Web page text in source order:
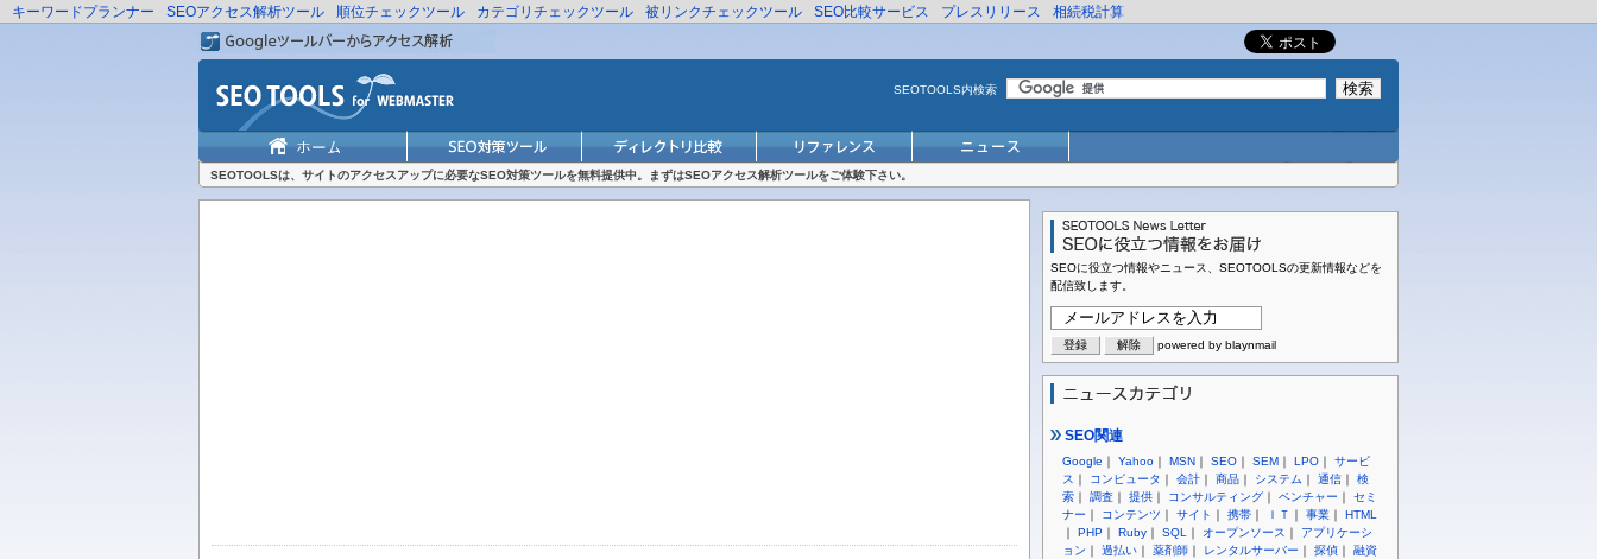
キーワードプランナー SEOアクセス解析ツール 順位チェックツール カテゴリチェックツール 被リンクチェックツール SEO比較サービス プレスリリース 相続税計算
SEOTOOLS内検索
SEOTOOLSは、サイトのアクセスアップに必要なSEO対策ツールを無料提供中。まずはSEOアクセス解析ツールをご体験下さい。
SEOに役立つ情報やニュース、SEOTOOLSの更新情報などを
配信致します。
powered by blaynmail
SEO関連
Google ｜ Yahoo ｜ MSN ｜ SEO ｜ SEM ｜ LPO ｜ サービ
ス ｜ コンピュータ ｜ 会計 ｜ 商品 ｜ システム ｜ 通信 ｜ 検
索 ｜ 調査 ｜ 提供 ｜ コンサルティング ｜ ベンチャー ｜ セミ
ナー ｜ コンテンツ ｜ サイト ｜ 携帯 ｜ ＩＴ ｜ 事業 ｜ HTML
｜ PHP ｜ Ruby ｜ SQL ｜ オープンソース ｜ アプリケーシ
ョン ｜ 過払い ｜ 薬剤師 ｜ レンタルサーバー ｜ 探偵 ｜ 融資